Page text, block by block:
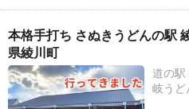
本格手打ち さぬきうどんの駅
県綾川町
道の
岐うど